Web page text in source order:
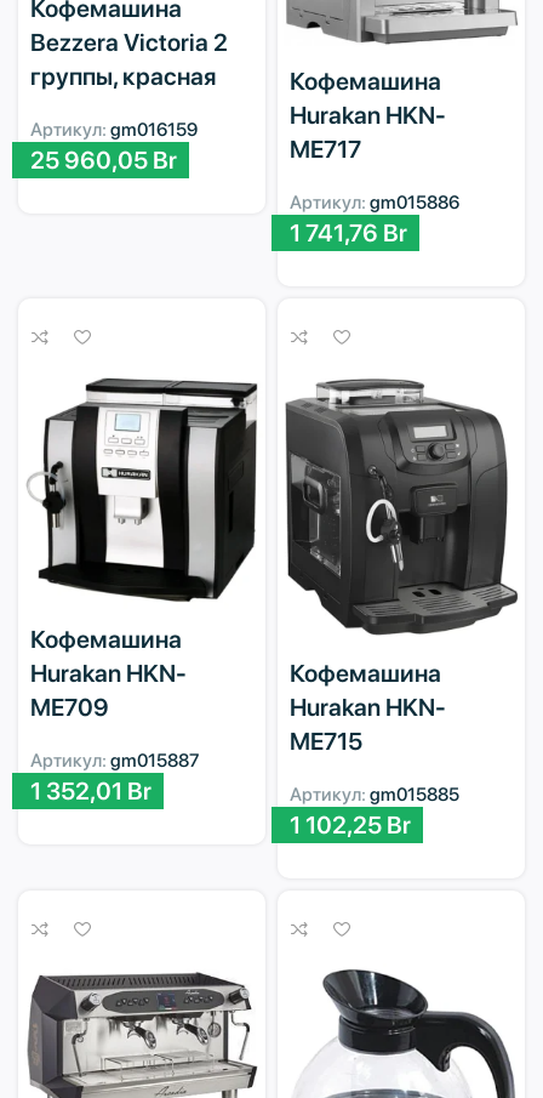
Кофемашина
Bezzera Victoria 2
группы, красная
Артикул: gm016159
25 960,05 Br
Кофемашина
Hurakan HKN-
ME717
Артикул: gm015886
1 741,76 Br
Кофемашина
Hurakan HKN-
ME709
Артикул: gm015887
1 352,01 Br
Кофемашина
Hurakan HKN-
ME715
Артикул: gm015885
1 102,25 Br